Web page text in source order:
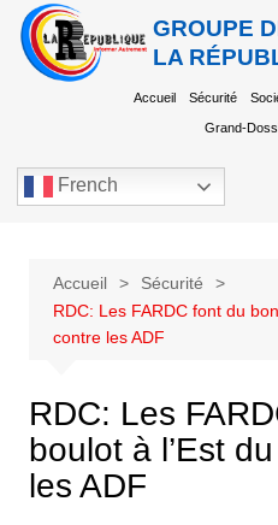
GROUPE
LA
Accueil Sécurité
Grand-
French
Accueil
Sécurité
RDC: Les FARDC font du
contre les ADF
RDC: Les
boulot à l’Est
les ADF